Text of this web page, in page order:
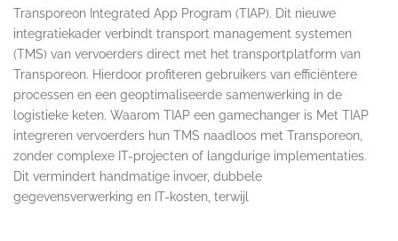
Transporeon Integrated App Program (TIAP). Dit nieuwe
integratiekader verbindt transport management systemen
(TMS) van vervoerders direct met het transportplatform van
Transporeon. Hierdoor profiteren gebruikers van efficiëntere
processen en een geoptimaliseerde samenwerking in de
logistieke keten. Waarom TIAP een gamechanger is Met TIAP
integreren vervoerders hun TMS naadloos met Transporeon,
zonder complexe IT-projecten of langdurige implementaties.
Dit vermindert handmatige invoer, dubbele
gegevensverwerking en IT-kosten, terwijl